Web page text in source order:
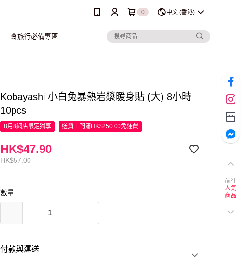
0 中文 (香港)
🛅旅行必備專區
Kobayashi 小白兔暴熱岩漿暖身貼 (大) 8小時
10pcs
8月8網店限定獨享 送貨上門滿HK$250.00免運費
HK$57.00
HK$47.90
數量
付款與運送
前往
人氣
商品